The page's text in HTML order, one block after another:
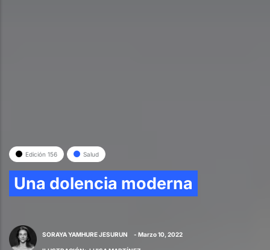
Edición 156 Salud
Una dolencia moderna
SORAYA YAMHURE JESURUN - Marzo 10, 2022